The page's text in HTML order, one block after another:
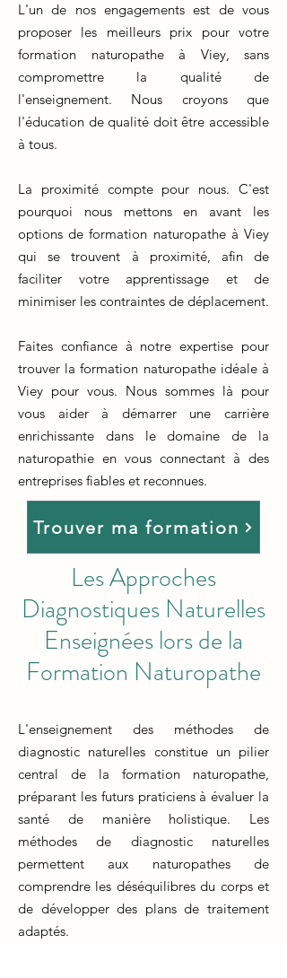
L'un de nos engagements est de vous
proposer les meilleurs prix pour votre
formation naturopathe à Viey, sans
compromettre la qualité de
l'enseignement. Nous croyons que
l'éducation de qualité doit être accessible
à tous.
La proximité compte pour nous. C'est
pourquoi nous mettons en avant les
options de formation naturopathe à Viey
qui se trouvent à proximité, afin de
faciliter votre apprentissage et de
minimiser les contraintes de déplacement.
Faites confiance à notre expertise pour
trouver la formation naturopathe idéale à
Viey pour vous. Nous sommes là pour
vous aider à démarrer une carrière
enrichissante dans le domaine de la
naturopathie en vous connectant à des
entreprises fiables et reconnues.
Trouver ma formation
Les Approches
Diagnostiques Naturelles
Enseignées lors de la
Formation Naturopathe
L'enseignement des méthodes de
diagnostic naturelles constitue un pilier
central de la formation naturopathe,
préparant les futurs praticiens à évaluer la
santé de manière holistique. Les
méthodes de diagnostic naturelles
permettent aux naturopathes de
comprendre les déséquilibres du corps et
de développer des plans de traitement
adaptés.